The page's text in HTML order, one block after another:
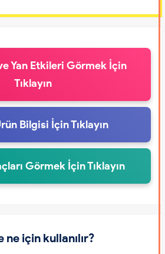
Yan Etkileri Görmek İçin
Tıklayın
Bilgisi İçin Tıklayın
Görmek İçin Tıklayın
ne için kullanılır?